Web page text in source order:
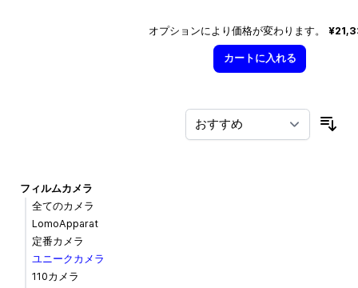
オプションにより価格が変わります。
カートに入れる
フィルムカメラ
全てのカメラ
LomoApparat
定番カメラ
ユニークカメラ
110カメラ